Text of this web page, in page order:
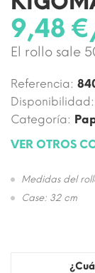
9,48
El rollo sale
Referencia:
Disponibilidad:
Categoría:
VER OTROS
Medidas del
Case: 32 cm